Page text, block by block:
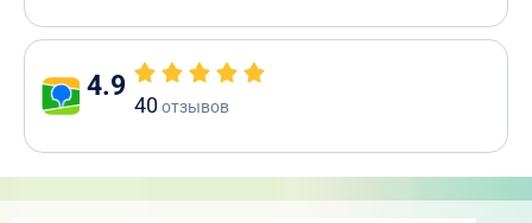
4.9
40отзывов